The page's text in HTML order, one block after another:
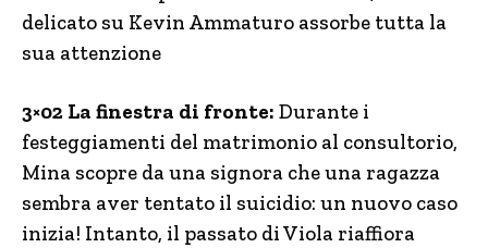
delicato su Kevin Ammaturo assorbe tutta la
sua attenzione
3×02 La finestra di fronte: Durante i
festeggiamenti del matrimonio al consultorio,
Mina scopre da una signora che una ragazza
sembra aver tentato il suicidio: un nuovo caso
inizia! Intanto, il passato di Viola riaffiora